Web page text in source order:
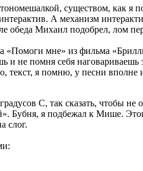
существом, как
А механизм
Михаил подобрел, лом
«Помоги мне» из фильма
и не помня себя
текст, я помню, у песни
С, так сказать, чтобы
Бубня, я подбежал к Мише.
слог.